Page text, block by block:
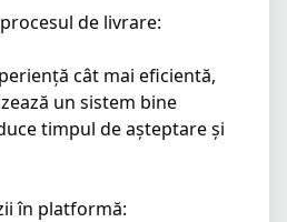
de livrare:
cât mai eficientă,
un sistem bine
timpul de așteptare și
în platformă: